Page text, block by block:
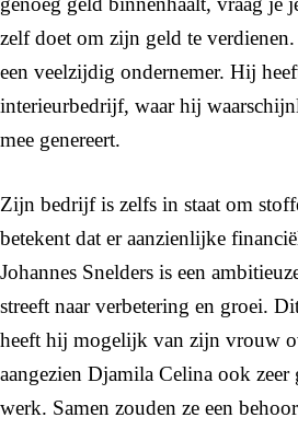
zelf doet om zijn geld te verdienen.
een veelzijdig ondernemer. Hij
interieurbedrijf, waar hij
mee genereert.
Zijn bedrijf is zelfs in staat om
betekent dat er aanzienlijke
Johannes Snelders is een
streeft naar verbetering en groei.
heeft hij mogelijk van zijn vrouw
aangezien Djamila Celina ook zeer
werk. Samen zouden ze een